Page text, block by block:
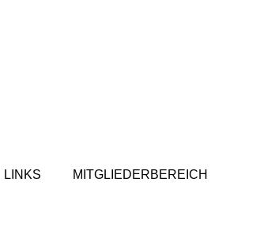
LINKS MITGLIEDERBEREICH